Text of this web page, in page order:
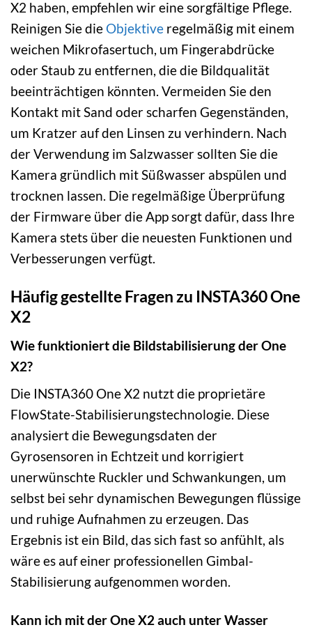
X2 haben, empfehlen wir eine sorgfältige Pflege.
Reinigen Sie die Objektive regelmäßig mit einem
weichen Mikrofasertuch, um Fingerabdrücke
oder Staub zu entfernen, die die Bildqualität
beeinträchtigen könnten. Vermeiden Sie den
Kontakt mit Sand oder scharfen Gegenständen,
um Kratzer auf den Linsen zu verhindern. Nach
der Verwendung im Salzwasser sollten Sie die
Kamera gründlich mit Süßwasser abspülen und
trocknen lassen. Die regelmäßige Überprüfung
der Firmware über die App sorgt dafür, dass Ihre
Kamera stets über die neuesten Funktionen und
Verbesserungen verfügt.
Häufig gestellte Fragen zu INSTA360 One
X2
Wie funktioniert die Bildstabilisierung der One
X2?
Die INSTA360 One X2 nutzt die proprietäre
FlowState-Stabilisierungstechnologie. Diese
analysiert die Bewegungsdaten der
Gyrosensoren in Echtzeit und korrigiert
unerwünschte Ruckler und Schwankungen, um
selbst bei sehr dynamischen Bewegungen flüssige
und ruhige Aufnahmen zu erzeugen. Das
Ergebnis ist ein Bild, das sich fast so anfühlt, als
wäre es auf einer professionellen Gimbal-
Stabilisierung aufgenommen worden.
Kann ich mit der One X2 auch unter Wasser